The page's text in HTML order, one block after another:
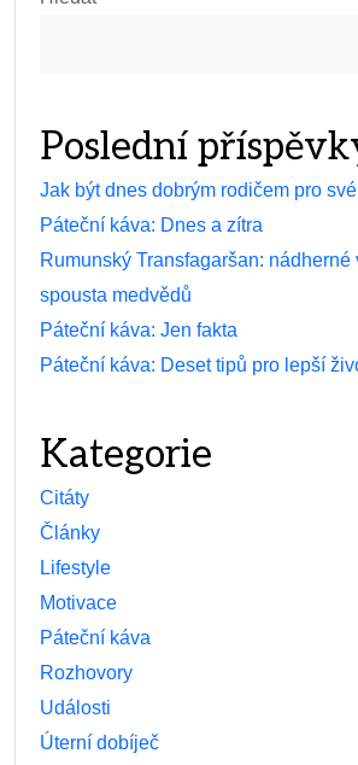
Poslední
Jak být dnes dobrým rodičem pro
Páteční káva: Dnes a zítra
Rumunský Transfagaršan: nádherné
spousta medvědů
Páteční káva: Jen fakta
Páteční káva: Deset tipů pro lepší
Kategorie
Citáty
Články
Lifestyle
Motivace
Páteční káva
Rozhovory
Události
Úterní dobíječ